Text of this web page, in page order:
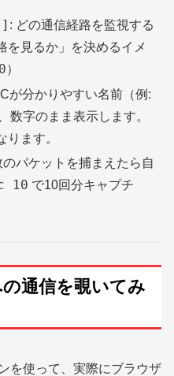
: どの通信経路を監視する
を見るか」を決めるイメ
）
が分かりやすい名前（例:
数字のまま表示します。
ます。
パケットを捕まえたら自
10 で10回分キャプチ
通信を覗いてみ
を使って、実際にブラウザ